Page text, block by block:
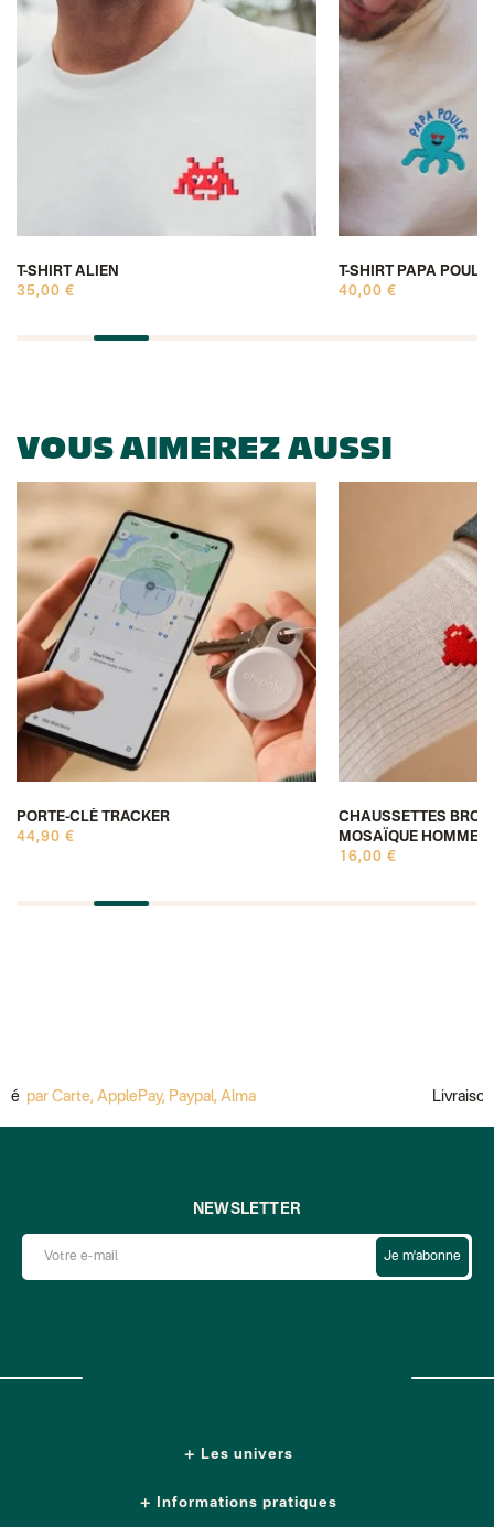
T-SHIRT ALIEN
35,00 €
T-SHIRT PAPA
40,00 €
VOUS AIMEREZ AUSSI
PORTE-CLÉ TRACKER
44,90 €
CHAUSSETTES
MOSAÏQUE HOMME
16,00 €
par Carte, ApplePay, Paypal, Alma Livraison
Les univers
Informations pratiques
NEWSLETTER
Je m'abonne